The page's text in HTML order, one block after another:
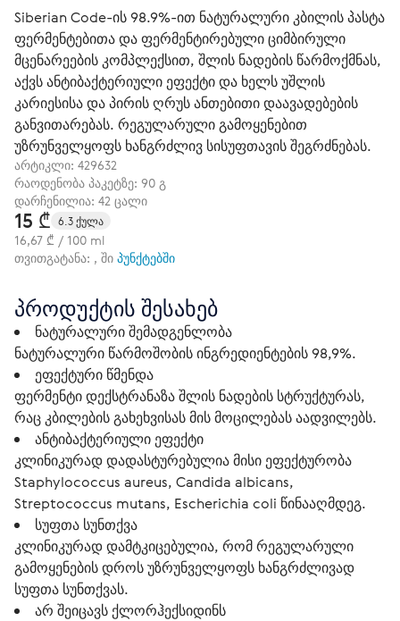
Siberian Code-ის 98.9%-ით ნატურალური კბილის პასტა
ფერმენტებითა და ფერმენტირებული ციმბირული
მცენარეების კომპლექსით, შლის ნადების წარმოქმნას,
აქვს ანტიბაქტერიული ეფექტი და ხელს უშლის
კარიესისა და პირის ღრუს ანთებითი დაავადებების
განვითარებას. რეგულარული გამოყენებით
უზრუნველყოფს ხანგრძლივ სისუფთავის შეგრძნებას.
არტიკლი: 429632
რაოდენობა პაკეტზე: 90 გ
დარჩენილია: 42 ცალი
15 ₾ 6.3 ქულა
16,67 ₾ / 100 ml
თვითგატანა: , ში პუნქტებში
პროდუქტის შესახებ
ნატურალური შემადგენლობა
ნატურალური წარმოშობის ინგრედიენტების 98,9%.
ეფექტური წმენდა
ფერმენტი დექსტრანაზა შლის ნადების სტრუქტურას,
რაც კბილების გახეხვისას მის მოცილებას აადვილებს.
ანტიბაქტერიული ეფექტი
კლინიკურად დადასტურებულია მისი ეფექტურობა
Staphylococcus aureus, Candida albicans,
Streptococcus mutans, Escherichia coli წინააღმდეგ.
სუფთა სუნთქვა
კლინიკურად დამტკიცებულია, რომ რეგულარული
გამოყენების დროს უზრუნველყოფს ხანგრძლივად
სუფთა სუნთქვას.
არ შეიცავს ქლორჰექსიდინს